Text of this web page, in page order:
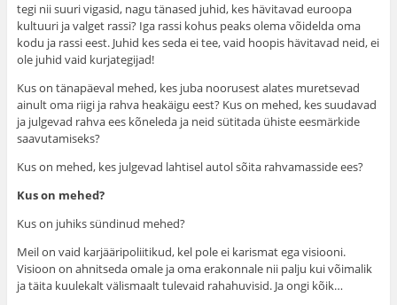
tegi nii suuri vigasid, nagu tänased juhid, kes hävitavad euroopa
kultuuri ja valget rassi? Iga rassi kohus peaks olema võidelda oma
kodu ja rassi eest. Juhid kes seda ei tee, vaid hoopis hävitavad neid, ei
ole juhid vaid kurjategijad!
Kus on tänapäeval mehed, kes juba noorusest alates muretsevad
ainult oma riigi ja rahva heakäigu eest? Kus on mehed, kes suudavad
ja julgevad rahva ees kõneleda ja neid sütitada ühiste eesmärkide
saavutamiseks?
Kus on mehed, kes julgevad lahtisel autol sõita rahvamasside ees?
Kus on mehed?
Kus on juhiks sündinud mehed?
Meil on vaid karjääripoliitikud, kel pole ei karismat ega visiooni.
Visioon on ahnitseda omale ja oma erakonnale nii palju kui võimalik
ja täita kuulekalt välismaalt tulevaid rahahuvisid. Ja ongi kõik…